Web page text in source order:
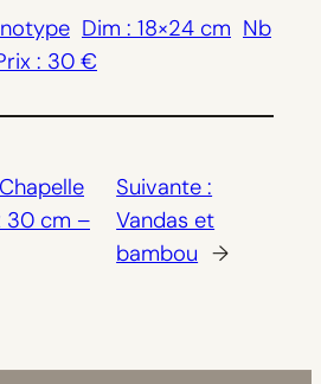
Dim : 18×24 cm Nb
: 30 €
Chapelle
30 cm –
Suivante :
Vandas et
bambou →